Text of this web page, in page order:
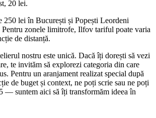
20 lei.
250 lei în București și Popești Leordeni
Pentru zonele limitrofe, Ilfov tariful poate varia
de distanță.
nostru este unică. Dacă îți dorești să vezi
te invităm să explorezi categoria din care
Pentru un aranjament realizat special după
de buget și context, ne poți scrie sau ne poți
— suntem aici să îți transformăm ideea în